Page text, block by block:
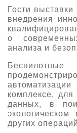
Гости
внедрения
о
анализа и
комплексе, для
данных, в
других